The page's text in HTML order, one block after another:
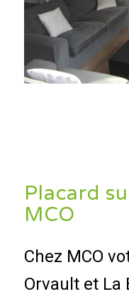
Placard
MCO
Chez MCO
Orvault et La